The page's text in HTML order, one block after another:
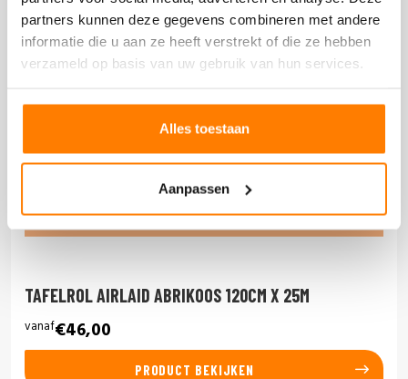
partners kunnen deze gegevens combineren met andere
informatie die u aan ze heeft verstrekt of die ze hebben
verzameld op basis van uw gebruik van hun services.
Alles toestaan
Aanpassen
TAFELROL AIRLAID ABRIKOOS 120CM X 25M
vanaf€46,00
PRODUCT BEKIJKEN